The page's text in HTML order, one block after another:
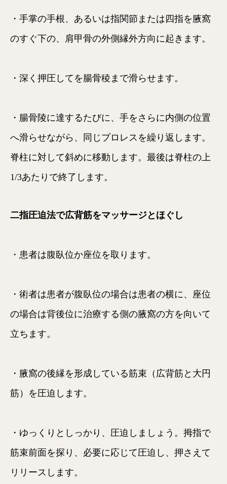
・手掌の手根、あるいは指関節または四指を腋窩
のすぐ下の、肩甲骨の外側縁外方向に起きます。
・深く押圧してを腸骨稜まで滑らせます。
・腸骨陵に達するたびに、手をさらに内側の位置
へ滑らせながら、同じプロレスを繰り返します。
脊柱に対して斜めに移動します。最後は脊柱の上
1/3あたりで終了します。
二指圧迫法で広背筋をマッサージとほぐし
・患者は腹臥位か座位を取ります。
・術者は患者が腹臥位の場合は患者の横に、座位
の場合は背後位に治療する側の腋窩の方を向いて
立ちます。
・腋窩の後縁を形成している筋束（広背筋と大円
筋）を圧迫します。
・ゆっくりとしっかり、圧迫しましょう。拇指で
筋束前面を探り、必要に応じて圧迫し、押さえて
リリースします。